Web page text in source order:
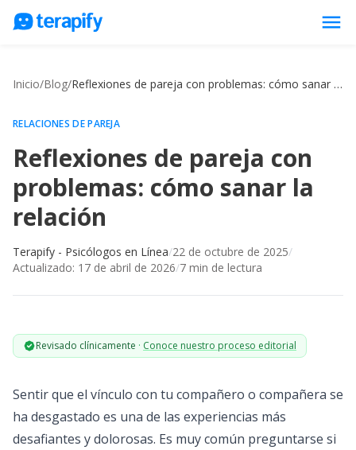
menu
Opiniones
Empresas
Preguntas frecuentes
Blog
Inicio/Blog/ Reflexiones de pareja con problemas: cómo sanar la relación
RELACIONES DE PAREJA
Reflexiones de pareja con
problemas: cómo sanar la
relación
Terapify - Psicólogos en Línea/22 de octubre de 2025/
Actualizado: 17 de abril de 2026/7 min de lectura
Revisado clínicamente · Conoce nuestro proceso editorial
Sentir que el vínculo con tu compañero o compañera se
ha desgastado es una de las experiencias más
desafiantes y dolorosas. Es muy común preguntarse si